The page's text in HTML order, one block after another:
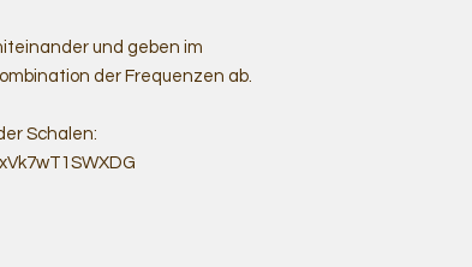
und geben im
der Frequenzen ab.
Schalen: